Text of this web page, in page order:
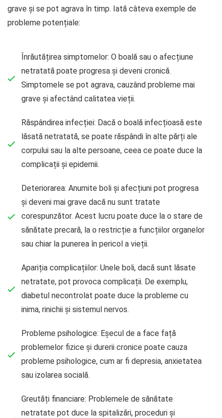
grave și se pot agrava în timp. Iată câteva exemple de
probleme potențiale:
Înrăutățirea simptomelor: O boală sau o afecțiune
netratată poate progresa și deveni cronică.
Simptomele se pot agrava, cauzând probleme mai
grave și afectând calitatea vieții.
Răspândirea infecției: Dacă o boală infecțioasă este
lăsată netratată, se poate răspândi în alte părți ale
corpului sau la alte persoane, ceea ce poate duce la
complicații și epidemii.
Deteriorarea: Anumite boli și afecțiuni pot progresa
și deveni mai grave dacă nu sunt tratate
corespunzător. Acest lucru poate duce la o stare de
sănătate precară, la o restricție a funcțiilor organelor
sau chiar la punerea în pericol a vieții.
Apariția complicațiilor: Unele boli, dacă sunt lăsate
netratate, pot provoca complicații. De exemplu,
diabetul necontrolat poate duce la probleme cu
inima, rinichii și sistemul nervos.
Probleme psihologice: Eșecul de a face față
problemelor fizice și durerii cronice poate cauza
probleme psihologice, cum ar fi depresia, anxietatea
sau izolarea socială.
Greutăți financiare: Problemele de sănătate
netratate pot duce la spitalizări, proceduri și